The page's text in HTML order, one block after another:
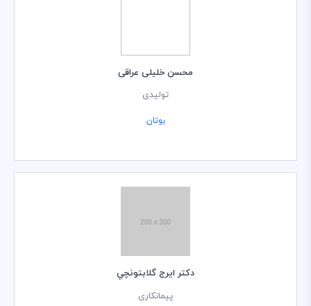
محسن خلیلی عراقی
تولیدی
بوتان
دكتر ايرج گلابتونچي
پیمانکاری